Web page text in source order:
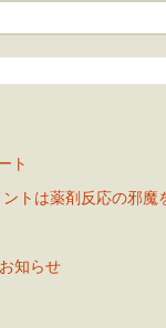
ト
トは薬剤反応の邪魔
知らせ